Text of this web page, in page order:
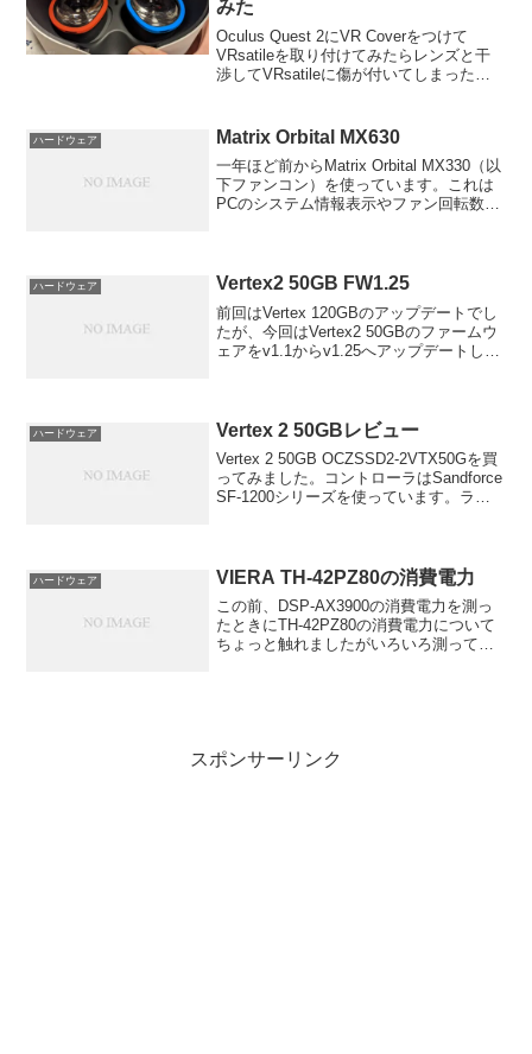
みた
Oculus Quest 2にVR Coverをつけて
VRsatileを取り付けてみたらレンズと干
渉してVRsatileに傷が付いてしまったの
ハードウェア Matrix Orbital MX630
一年ほど前からMatrix Orbital MX330（以
下ファンコン）を使っています。これは
PCのシステム情報表示やファン回転数の
ハードウェア Vertex2 50GB FW1.25
前回はVertex 120GBのアップデートでし
たが、今回はVertex2 50GBのファームウ
ェアをv1.1からv1.25へアップデートしま
ハードウェア Vertex 2 50GBレビュー
Vertex 2 50GB OCZSSD2-2VTX50Gを買
ってみました。コントローラはSandforce
SF-1200シリーズを使っています。ラン
ハードウェア VIERA TH-42PZ80の消費電力
この前、DSP-AX3900の消費電力を測っ
たときにTH-42PZ80の消費電力について
ちょっと触れましたがいろいろ測ってみ
スポンサーリンク